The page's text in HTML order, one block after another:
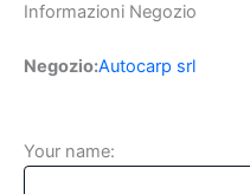
Informazioni Negozio
Negozio:Autocarp srl
Your name: